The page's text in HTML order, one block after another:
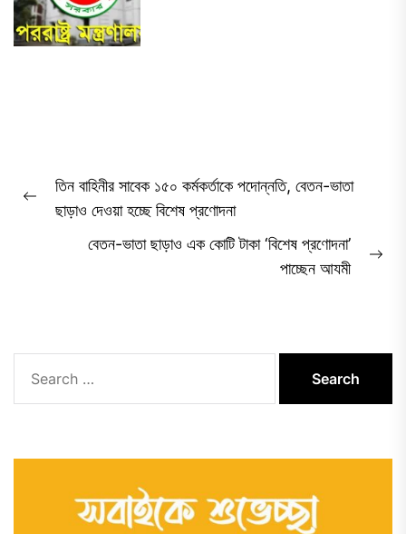
Post
navigation
Previous
তিন বাহিনীর সাবেক ১৫০ কর্মকর্তাকে পদোন্নতি, বেতন-ভাতা
ছাড়াও দেওয়া হচ্ছে বিশেষ প্রণোদনা
বেতন-ভাতা ছাড়াও এক কোটি টাকা ‘বিশেষ প্রণোদনা’
পাচ্ছেন আযমী
for: